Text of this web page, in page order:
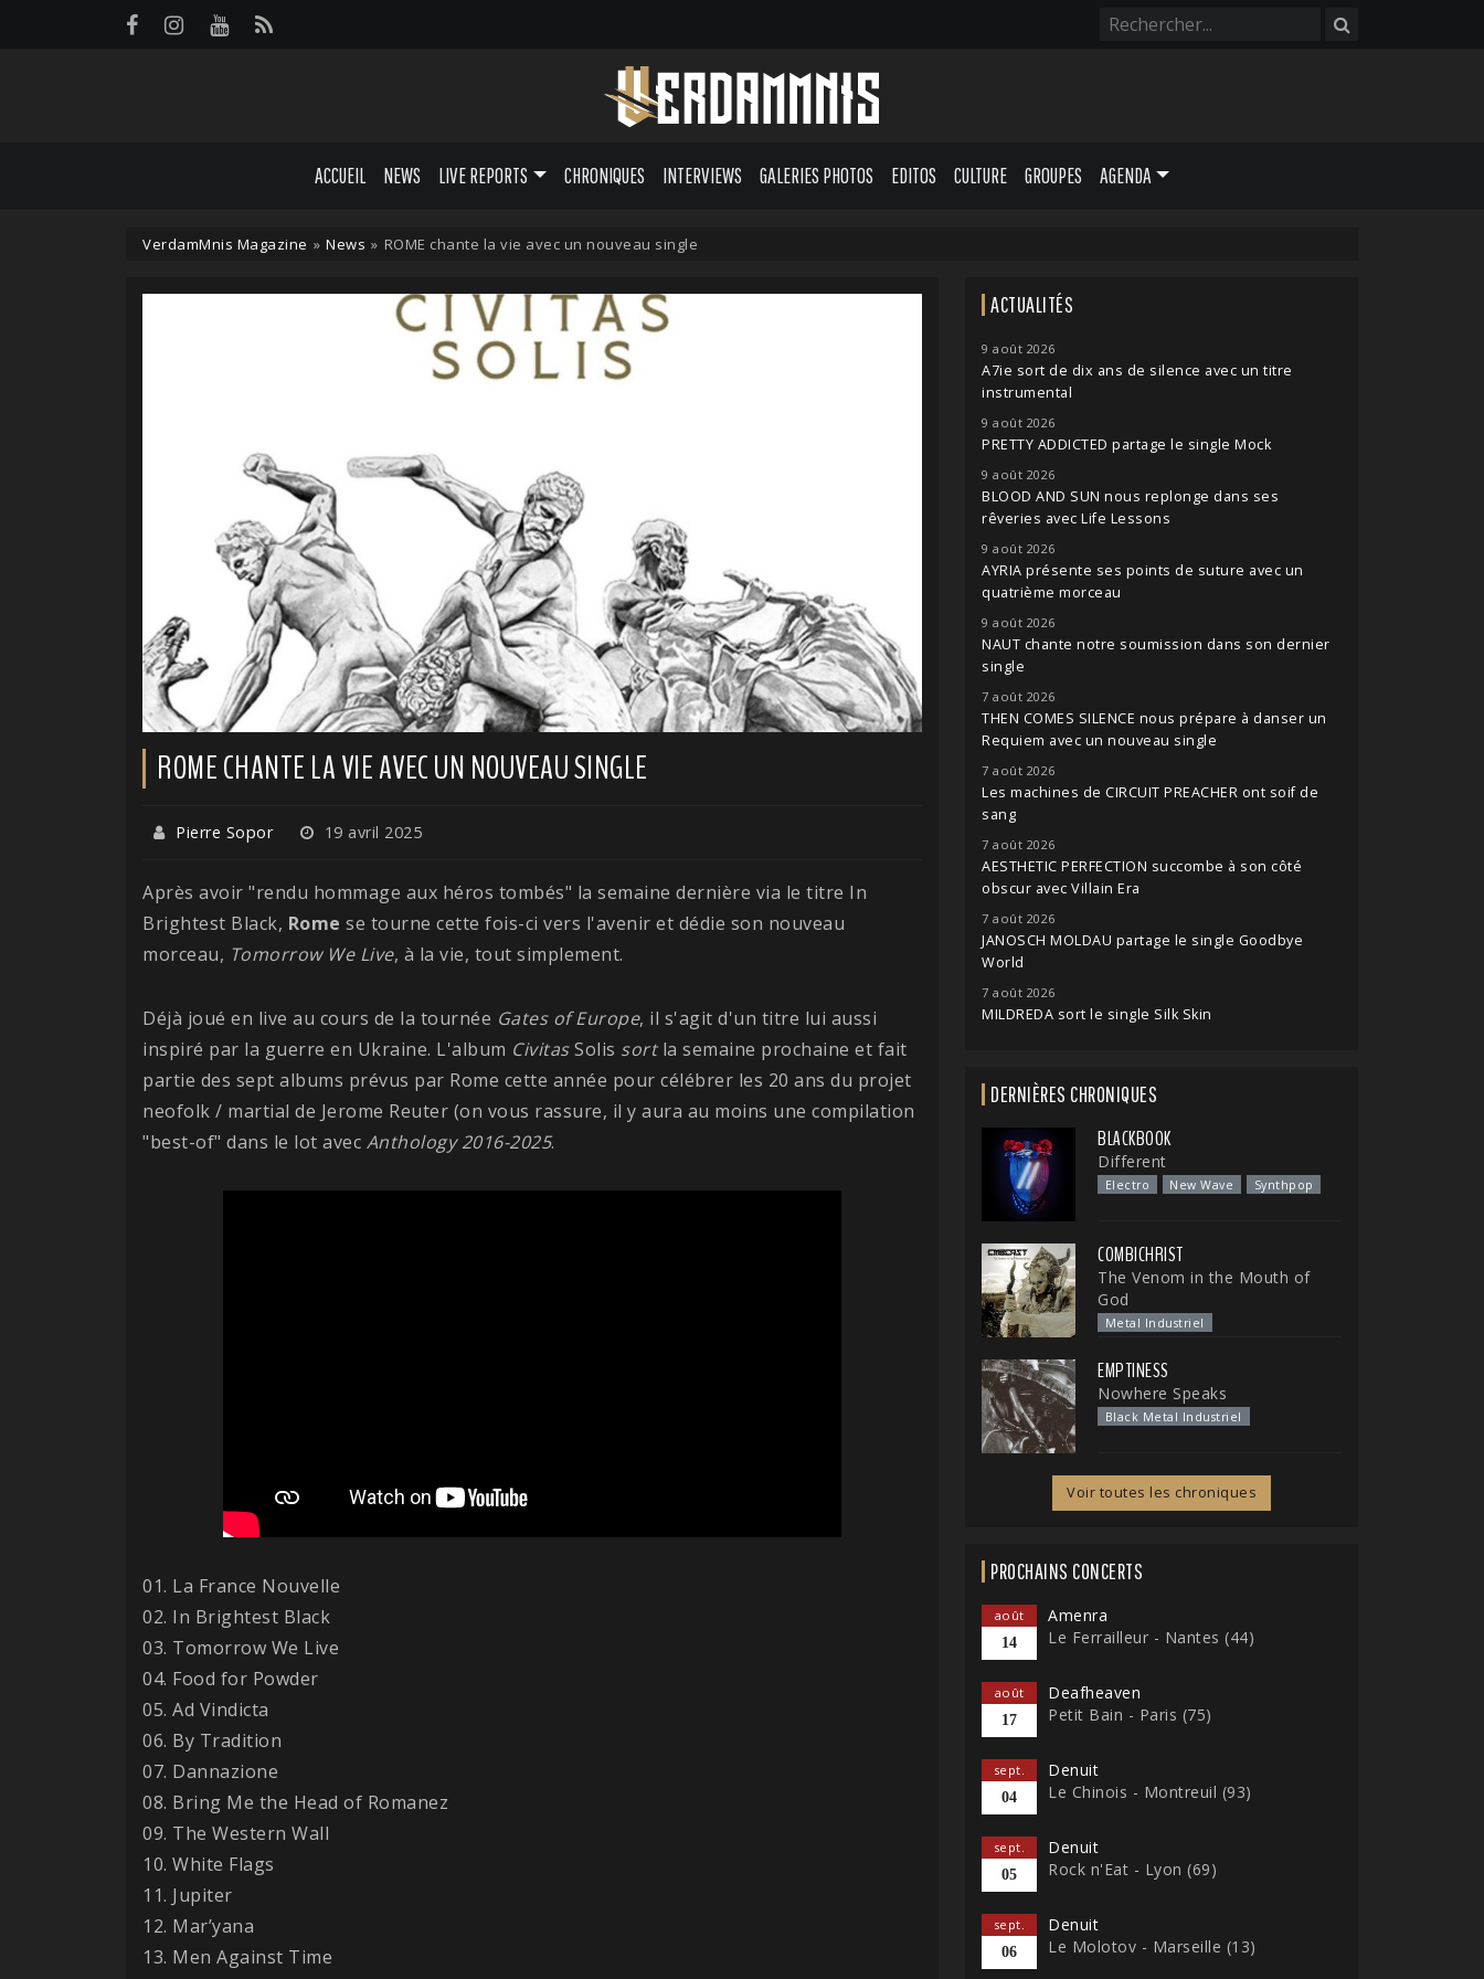
ACCUEIL NEWS LIVE REPORTS CHRONIQUES INTERVIEWS GALERIES PHOTOS EDITOS CULTURE GROUPES AGENDA
VerdamMnis Magazine » News » ROME chante la vie avec un nouveau single
ROME CHANTE LA VIE AVEC UN NOUVEAU SINGLE
Pierre Sopor 19 avril 2025
Après avoir "rendu hommage aux héros tombés" la semaine dernière via le titre In
Brightest Black, Rome se tourne cette fois-ci vers l'avenir et dédie son nouveau
morceau, Tomorrow We Live, à la vie, tout simplement.
Déjà joué en live au cours de la tournée Gates of Europe, il s'agit d'un titre lui aussi
inspiré par la guerre en Ukraine. L'album CivitasSolis sortla semaine prochaine et fait
partie des sept albums prévus par Rome cette année pour célébrer les 20 ans du projet
neofolk / martial de Jerome Reuter (on vous rassure, il y aura au moins une compilation
"best-of" dans le lot avec Anthology 2016-2025.
01. La France Nouvelle
02. In Brightest Black
03. Tomorrow We Live
04. Food for Powder
05. Ad Vindicta
06. By Tradition
07. Dannazione
08. Bring Me the Head of Romanez
09. The Western Wall
10. White Flags
11. Jupiter
12. Mar’yana
13. Men Against Time
ACTUALITÉS
9 août 2026
A7ie sort de dix ans de silence avec un titre
instrumental
9 août 2026
PRETTY ADDICTED partage le single Mock
9 août 2026
BLOOD AND SUN nous replonge dans ses
rêveries avec Life Lessons
9 août 2026
AYRIA présente ses points de suture avec un
quatrième morceau
9 août 2026
NAUT chante notre soumission dans son dernier
single
7 août 2026
THEN COMES SILENCE nous prépare à danser un
Requiem avec un nouveau single
7 août 2026
Les machines de CIRCUIT PREACHER ont soif de
sang
7 août 2026
AESTHETIC PERFECTION succombe à son côté
obscur avec Villain Era
7 août 2026
JANOSCH MOLDAU partage le single Goodbye
World
7 août 2026
MILDREDA sort le single Silk Skin
DERNIÈRES CHRONIQUES
BLACKBOOK
Different
Electro New Wave Synthpop
COMBICHRIST
The Venom in the Mouth of
God
Metal Industriel
EMPTINESS
Nowhere Speaks
Black Metal Industriel
Voir toutes les chroniques
PROCHAINS CONCERTS
août
14
Amenra
Le Ferrailleur - Nantes (44)
août
17
Deafheaven
Petit Bain - Paris (75)
sept.
04
Denuit
Le Chinois - Montreuil (93)
sept.
05
Denuit
Rock n'Eat - Lyon (69)
sept.
06
Denuit
Le Molotov - Marseille (13)
Panneau de gestion des cookies